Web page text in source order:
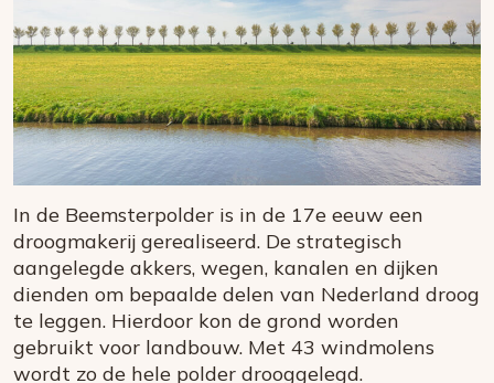
In de Beemsterpolder is in de 17e eeuw een
droogmakerij gerealiseerd. De strategisch
aangelegde akkers, wegen, kanalen en dijken
dienden om bepaalde delen van Nederland droog
te leggen. Hierdoor kon de grond worden
gebruikt voor landbouw. Met 43 windmolens
wordt zo de hele polder drooggelegd.